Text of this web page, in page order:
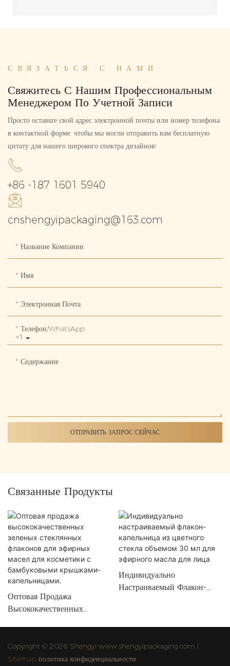
СВЯЗАТЬСЯ С НАМИ
Свяжитесь С Нашим Профессиональным
Менеджером По Учетной Записи
Просто оставьте свой адрес электронной почты или номер телефона
в контактной форме, чтобы мы могли отправить вам бесплатную
цитату для нашего широкого спектра дизайнов!
+86 -187 1601 5940
cnshengyipackaging@163.com
Название Компании
Имя
Электронная Почта
+1
Телефон/WhatsApp
Содержание
ОТПРАВИТЬ ЗАПРОС СЕЙЧАС
Связанные Продукты
Оптовая Продажа
Высококачественных
Масел Для Косметики С
Бамбуковыми Крышками-
Индивидуально
Настраиваемый Флакон-
Copyright © 2026 Shengyi www.shengyipackaging.com |
Sitemap политика конфиденциальности